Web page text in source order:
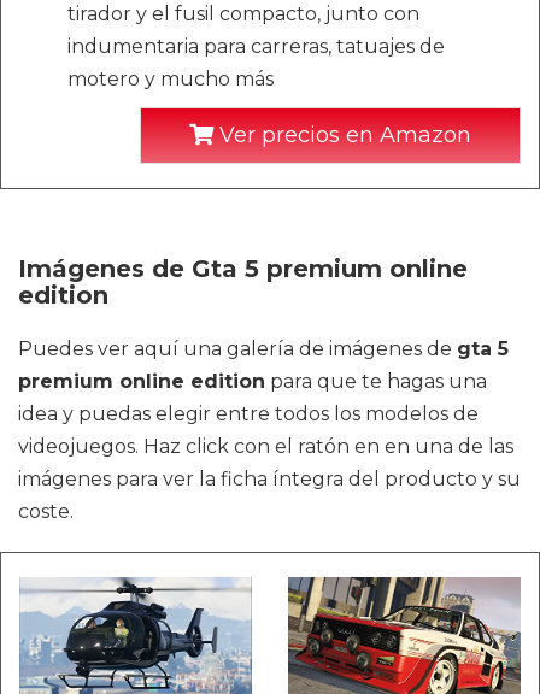
tirador y el fusil compacto, junto con
indumentaria para carreras, tatuajes de
motero y mucho más
Ver precios en Amazon
Imágenes de Gta 5 premium online
edition
Puedes ver aquí una galería de imágenes de gta 5
premium online edition para que te hagas una
idea y puedas elegir entre todos los modelos de
videojuegos. Haz click con el ratón en en una de las
imágenes para ver la ficha íntegra del producto y su
coste.